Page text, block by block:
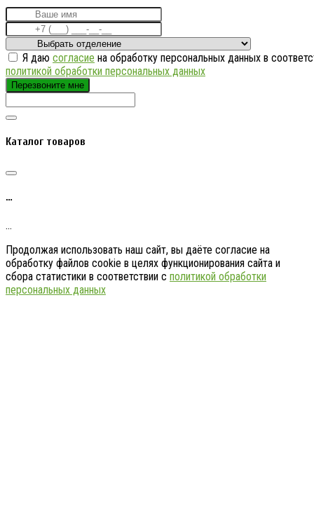
Я даю согласие на обработку персональных данных в
политикой обработки персональных данных
Перезвоните мне
Каталог товаров
…
…
Продолжая использовать наш сайт, вы даёте согласие на
обработку файлов cookie в целях функционирования сайта и
сбора статистики в соответствии с политикой обработки
персональных данных